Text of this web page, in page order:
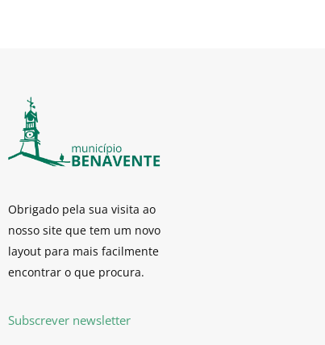
Obrigado pela sua visita ao
nosso site que tem um novo
layout para mais facilmente
encontrar o que procura.
Subscrever newsletter